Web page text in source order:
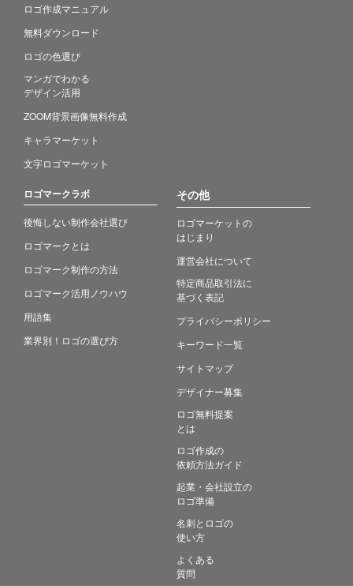
ロゴ作成マニュアル
無料ダウンロード
ロゴの色選び
マンガでわかる
デザイン活用
ZOOM背景画像無料作成
キャラマーケット
文字ロゴマーケット
ロゴマークラボ
後悔しない制作会社選び
ロゴマークとは
ロゴマーク制作の方法
ロゴマーク活用ノウハウ
用語集
業界別！ロゴの選び方
その他
ロゴマーケットの
はじまり
運営会社について
特定商品取引法に
基づく表記
プライバシーポリシー
キーワード一覧
サイトマップ
デザイナー募集
ロゴ無料提案
とは
ロゴ作成の
依頼方法ガイド
起業・会社設立の
ロゴ準備
名刺とロゴの
使い方
よくある
質問